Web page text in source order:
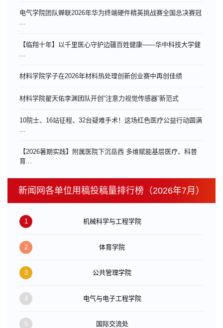
电气学院团队蝉联2026年华为终端硬件精英挑战赛全国总决赛冠
...
【临翔十年】以千里医心守护边疆百姓健康——华中科技大学健
材料学院学子在2026年材料热处理创新创业赛中再创佳绩
材料学院翟天佑李渊团队开创“注意力视觉传感器”新范式
10院士、16站征程、32台疑难手术！这场红色医疗公益行动圆满
【2026暑期实践】附属医院下沉岳西 多维赋能基层医疗、科普
育...
新闻网各单位用稿投稿量排行榜（2026年7月）
1 机械科学与工程学院
2 体育学院
3 公共管理学院
4 电气与电子工程学院
5 国际交流处